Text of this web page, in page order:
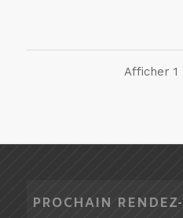
Afficher
PROCHAIN